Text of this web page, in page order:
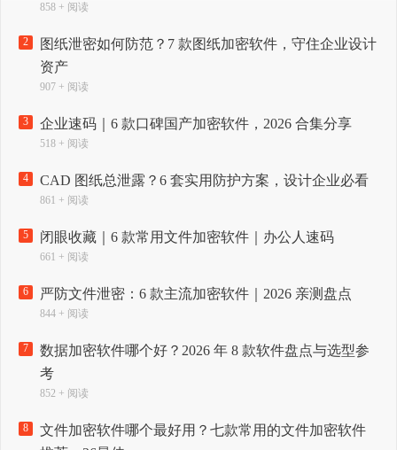
858 + 阅读
2
图纸泄密如何防范？7 款图纸加密软件，守住企业设计
资产
907 + 阅读
3 企业速码｜6 款口碑国产加密软件，2026 合集分享
518 + 阅读
4 CAD 图纸总泄露？6 套实用防护方案，设计企业必看
861 + 阅读
5 闭眼收藏｜6 款常用文件加密软件｜办公人速码
661 + 阅读
6 严防文件泄密：6 款主流加密软件｜2026 亲测盘点
844 + 阅读
7
数据加密软件哪个好？2026 年 8 款软件盘点与选型参
考
852 + 阅读
8
文件加密软件哪个最好用？七款常用的文件加密软件